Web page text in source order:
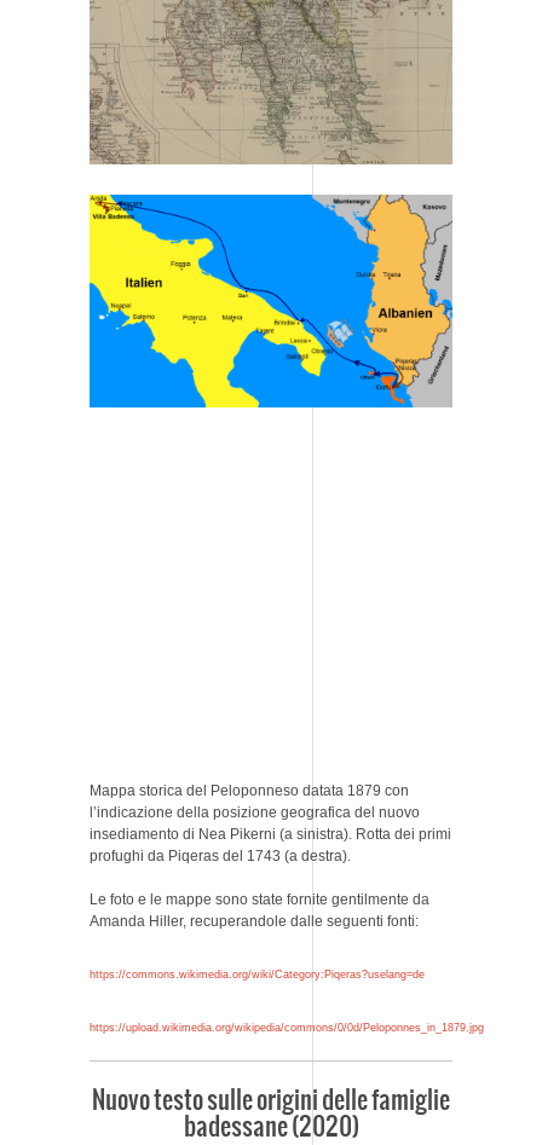
Mappa storica del Peloponneso datata 1879 con
l’indicazione della posizione geografica del nuovo
insediamento di Nea Pikerni (a sinistra). Rotta dei primi
profughi da Piqeras del 1743 (a destra).
Le foto e le mappe sono state fornite gentilmente da
Amanda Hiller, recuperandole dalle seguenti fonti:
https://commons.wikimedia.org/wiki/Category:Piqeras?uselang=de
https://upload.wikimedia.org/wikipedia/commons/0/0d/Peloponnes_in_1879.jpg
Nuovo testo sulle origini delle famiglie
badessane (2020)